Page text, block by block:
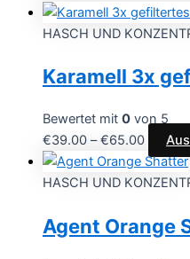
HASCH UND
Karamell 3x
Bewertet mit 0 von 5
€39.00 –€65.00
HASCH UND
Agent Orange